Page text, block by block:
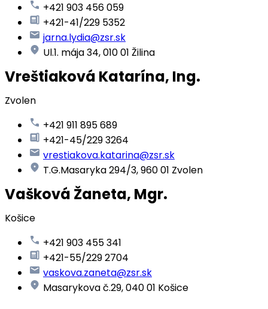
+421 903 456 059
+421-41/229 5352
jarna.lydia@zsr.sk
Ul.1. mája 34, 010 01 Žilina
Vreštiaková Katarína, Ing.
Zvolen
+421 911 895 689
+421-45/229 3264
vrestiakova.katarina@zsr.sk
T.G.Masaryka 294/3, 960 01 Zvolen
Vašková Žaneta, Mgr.
Košice
+421 903 455 341
+421-55/229 2704
vaskova.zaneta@zsr.sk
Masarykova č.29, 040 01 Košice